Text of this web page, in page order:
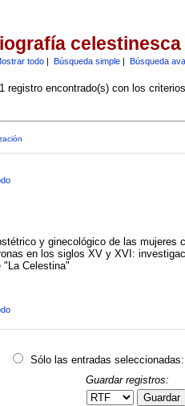
celestinesca
todo| Búsqueda simple| Búsqueda
registro encontrado(s) con los
y ginecológico de las mujeres
en los siglos XV y XVI:
"La Celestina"
Sólo las entradas seleccionadas:
Guardar registros:
Guardar